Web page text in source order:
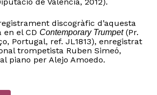
productes a la cistella.
Go to shop
discogràfic d’aquesta
en el CD Contemporary Trumpet(Pr.
Portugal, ref. JL1813), enregistrat
trompetista Ruben Simeó,
piano per Alejo Amoedo.